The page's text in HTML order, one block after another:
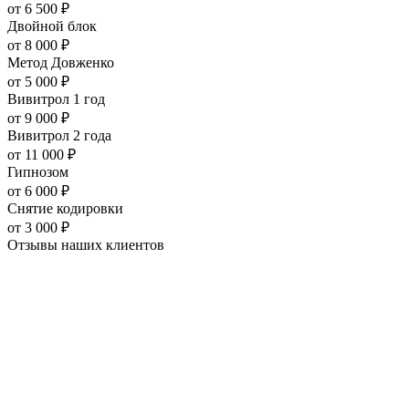
от 6 500 ₽
Двойной блок
от 8 000 ₽
Метод Довженко
от 5 000 ₽
Вивитрол 1 год
от 9 000 ₽
Вивитрол 2 года
от 11 000 ₽
Гипнозом
от 6 000 ₽
Снятие кодировки
от 3 000 ₽
Отзывы наших клиентов